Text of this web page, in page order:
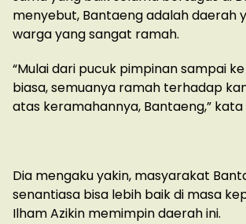
menyebut, Bantaeng adalah daerah
warga yang sangat ramah.
“Mulai dari pucuk pimpinan sampai
biasa, semuanya ramah terhadap
atas keramahannya, Bantaeng,” kata
Dia mengaku yakin, masyarakat
senantiasa bisa lebih baik di masa
Ilham Azikin memimpin daerah ini.